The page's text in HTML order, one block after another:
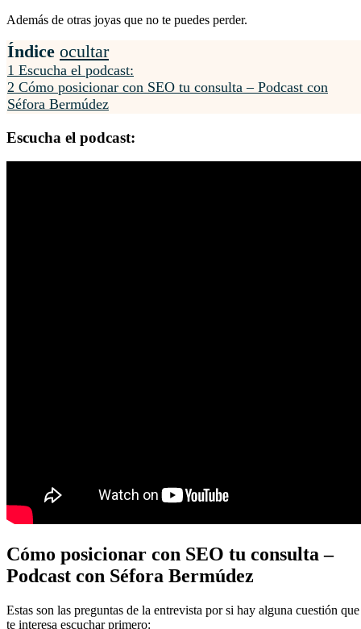
Además de otras joyas que no te puedes perder.
Índice ocultar
1 Escucha el podcast:
2 Cómo posicionar con SEO tu consulta – Podcast con
Séfora Bermúdez
Escucha el podcast:
Cómo posicionar con SEO tu consulta –
Podcast con Séfora Bermúdez
Estas son las preguntas de la entrevista por si hay alguna cuestión que
te interesa escuchar primero: